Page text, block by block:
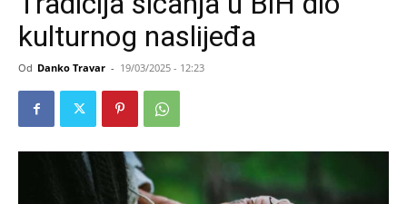
kulturnog naslijeđa
Od Danko Travar - 19/03/2025 - 12:23